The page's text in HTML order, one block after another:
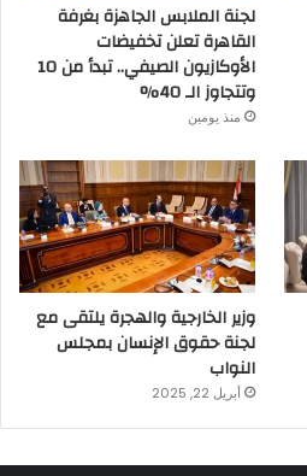
لجنة الملابس الجاهزة بغرفة
القاهرة تعلن تخفيضات
الأوكازيون الصيفي.. تبدأ من 10
وتتجاوز الـ 40%
منذ يومين
وزير الخارجية والهجرة يلتقى مع
لجنة حقوق الإنسان بمجلس
النواب
أبريل 22, 2025